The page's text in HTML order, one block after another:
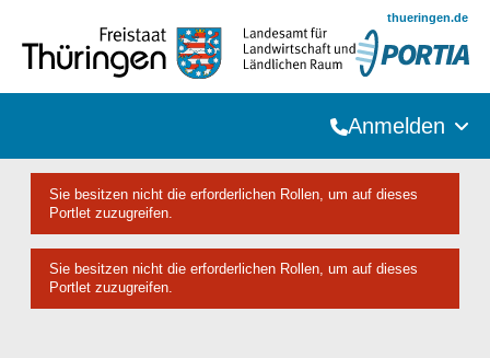
thueringen.de
Anmelden
Sie besitzen nicht die erforderlichen Rollen, um auf dieses
Portlet zuzugreifen.
Sie besitzen nicht die erforderlichen Rollen, um auf dieses
Portlet zuzugreifen.